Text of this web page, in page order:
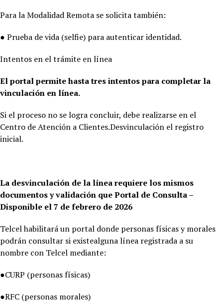
Para la Modalidad Remota se solicita también:
● Prueba de vida (selfie) para autenticar identidad.
Intentos en el trámite en línea
El portal permite hasta tres intentos para completar la
vinculación en línea.
Si el proceso no se logra concluir, debe realizarse en el
Centro de Atención a Clientes.Desvinculación el registro
inicial.
La desvinculación de la línea requiere los mismos
documentos y validación que Portal de Consulta –
Disponible el 7 de febrero de 2026
Telcel habilitará un portal donde personas físicas y morales
podrán consultar si existealguna línea registrada a su
nombre con Telcel mediante:
●CURP (personas físicas)
●RFC (personas morales)